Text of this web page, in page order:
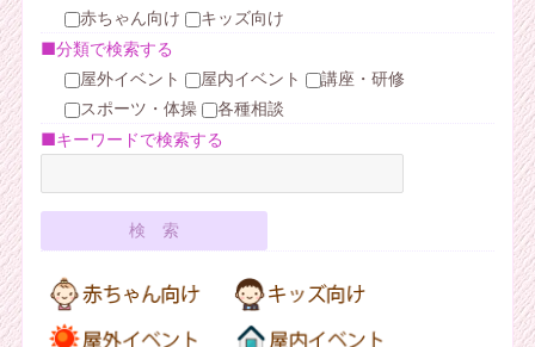
赤ちゃん向け
キッズ向け
■分類で検索する
屋外イベント
屋内イベント
講座・研修
スポーツ・体操
各種相談
■キーワードで検索する